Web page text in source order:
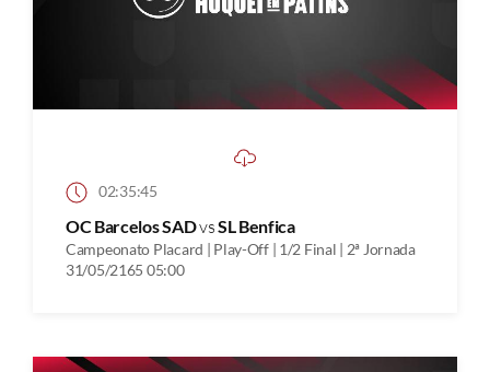
02:35:45
OC Barcelos SADvsSL Benfica
Campeonato Placard | Play-Off | 1/2 Final | 2ª Jornada
31/05/2165 05:00